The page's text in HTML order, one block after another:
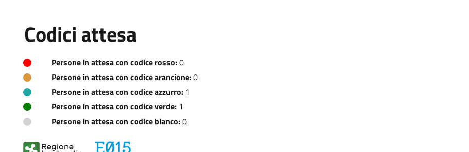
Codici attesa
Persone in attesa con codice rosso:0
Persone in attesa con codice arancione:0
Persone in attesa con codice azzurro:1
Persone in attesa con codice verde:1
Persone in attesa con codice bianco:0